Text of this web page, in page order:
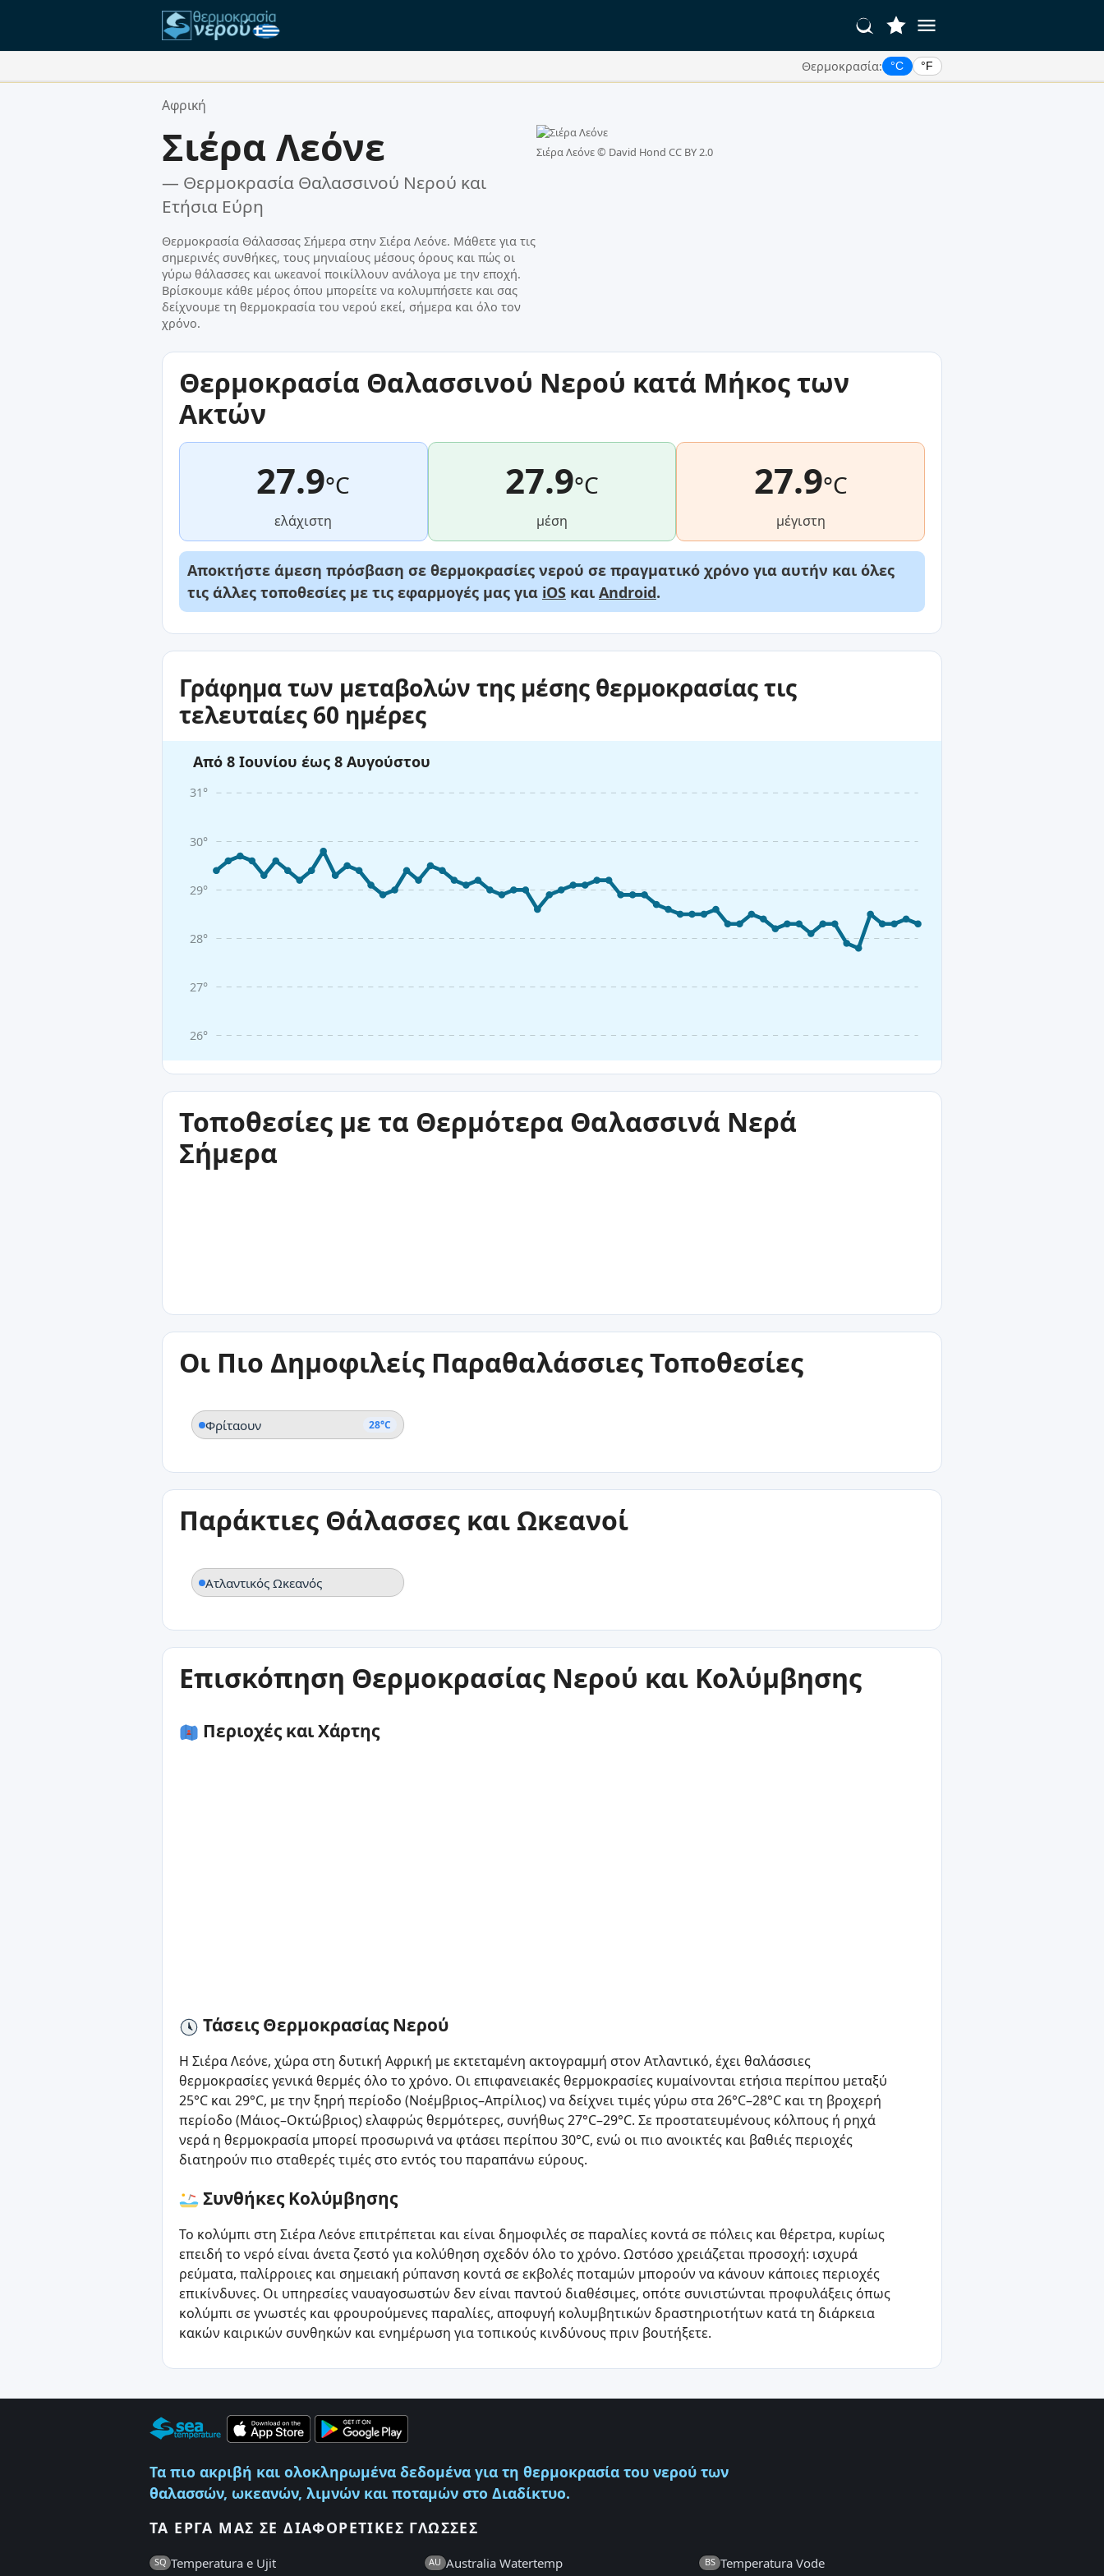
Θερμοκρασία: °C °F
Οι Αγαπημένες σας Τοποθεσίες:
Αφρική
Σιέρα Λεόνε
— Θερμοκρασία Θαλασσινού Νερού και
Ετήσια Εύρη
Θερμοκρασία Θάλασσας Σήμερα στην Σιέρα Λεόνε. Μάθετε για τις
σημερινές συνθήκες, τους μηνιαίους μέσους όρους και πώς οι
γύρω θάλασσες και ωκεανοί ποικίλλουν ανάλογα με την εποχή.
Βρίσκουμε κάθε μέρος όπου μπορείτε να κολυμπήσετε και σας
δείχνουμε τη θερμοκρασία του νερού εκεί, σήμερα και όλο τον
χρόνο.
Σιέρα Λεόνε © David Hond CC BY 2.0
Θερμοκρασία Θαλασσινού Νερού κατά Μήκος των
Ακτών
27.9°C
ελάχιστη
27.9°C
μέση
27.9°C
μέγιστη
Αποκτήστε άμεση πρόσβαση σε θερμοκρασίες νερού σε πραγματικό χρόνο για αυτήν και όλες
τις άλλες τοποθεσίες με τις εφαρμογές μας για iOS και Android.
Γράφημα των μεταβολών της μέσης θερμοκρασίας τις
τελευταίες 60 ημέρες
Από 8 Ιουνίου έως 8 Αυγούστου
26°
27°
28°
29°
30°
31°
Τοποθεσίες με τα Θερμότερα Θαλασσινά Νερά
Σήμερα
28°C
Φρίταουν
Οι Πιο Δημοφιλείς Παραθαλάσσιες Τοποθεσίες
Φρίταουν 28°C
Παράκτιες Θάλασσες και Ωκεανοί
Ατλαντικός Ωκεανός
Επισκόπηση Θερμοκρασίας Νερού και Κολύμβησης
Περιοχές και Χάρτης
Τάσεις Θερμοκρασίας Νερού
Η Σιέρα Λεόνε, χώρα στη δυτική Αφρική με εκτεταμένη ακτογραμμή στον Ατλαντικό, έχει θαλάσσιες
θερμοκρασίες γενικά θερμές όλο το χρόνο. Οι επιφανειακές θερμοκρασίες κυμαίνονται ετήσια περίπου μεταξύ
25°C και 29°C, με την ξηρή περίοδο (Νοέμβριος–Απρίλιος) να δείχνει τιμές γύρω στα 26°C–28°C και τη βροχερή
περίοδο (Μάιος–Οκτώβριος) ελαφρώς θερμότερες, συνήθως 27°C–29°C. Σε προστατευμένους κόλπους ή ρηχά
νερά η θερμοκρασία μπορεί προσωρινά να φτάσει περίπου 30°C, ενώ οι πιο ανοικτές και βαθιές περιοχές
διατηρούν πιο σταθερές τιμές στο εντός του παραπάνω εύρους.
Συνθήκες Κολύμβησης
Το κολύμπι στη Σιέρα Λεόνε επιτρέπεται και είναι δημοφιλές σε παραλίες κοντά σε πόλεις και θέρετρα, κυρίως
επειδή το νερό είναι άνετα ζεστό για κολύθηση σχεδόν όλο το χρόνο. Ωστόσο χρειάζεται προσοχή: ισχυρά
ρεύματα, παλίρροιες και σημειακή ρύπανση κοντά σε εκβολές ποταμών μπορούν να κάνουν κάποιες περιοχές
επικίνδυνες. Οι υπηρεσίες ναυαγοσωστών δεν είναι παντού διαθέσιμες, οπότε συνιστώνται προφυλάξεις όπως
κολύμπι σε γνωστές και φρουρούμενες παραλίες, αποφυγή κολυμβητικών δραστηριοτήτων κατά τη διάρκεια
κακών καιρικών συνθηκών και ενημέρωση για τοπικούς κινδύνους πριν βουτήξετε.
Τα πιο ακριβή και ολοκληρωμένα δεδομένα για τη θερμοκρασία του νερού των
θαλασσών, ωκεανών, λιμνών και ποταμών στο Διαδίκτυο.
ΤΑ ΈΡΓΑ ΜΑΣ ΣΕ ΔΙΑΦΟΡΕΤΙΚΈΣ ΓΛΏΣΣΕΣ
SQ Temperatura e Ujit AU Australia Watertemp BS Temperatura Vode